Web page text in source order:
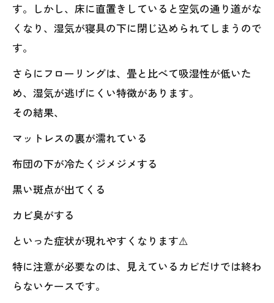
す。しかし、床に直置きしていると空気の通り道がな
くなり、湿気が寝具の下に閉じ込められてしまうので
す。
さらにフローリングは、畳と比べて吸湿性が低いた
め、湿気が逃げにくい特徴があります。
その結果、
マットレスの裏が濡れている
布団の下が冷たくジメジメする
黒い斑点が出てくる
カビ臭がする
といった症状が現れやすくなります⚠️
特に注意が必要なのは、見えているカビだけでは終わ
らないケースです。